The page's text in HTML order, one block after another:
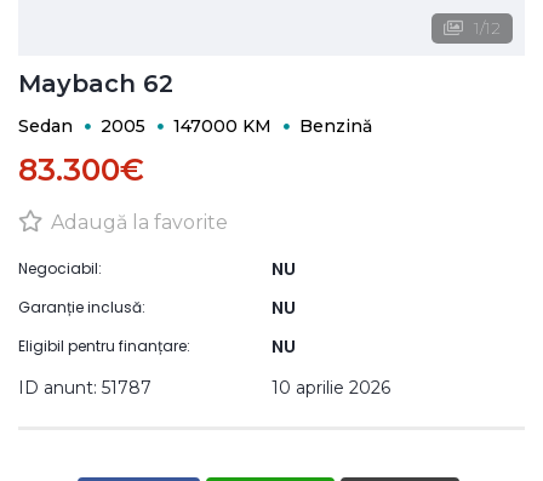
1/12
Maybach 62
Sedan 2005 147000 KM Benzină
83.300€
Adaugă la favorite
Negociabil: NU
Garanție inclusă: NU
Eligibil pentru finanțare: NU
ID anunt: 51787 10 aprilie 2026